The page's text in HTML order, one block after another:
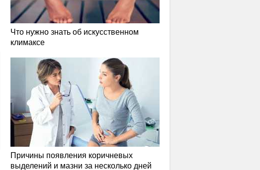
Что нужно знать об искусственном
климаксе
Причины появления коричневых
выделений и мазни за несколько дней